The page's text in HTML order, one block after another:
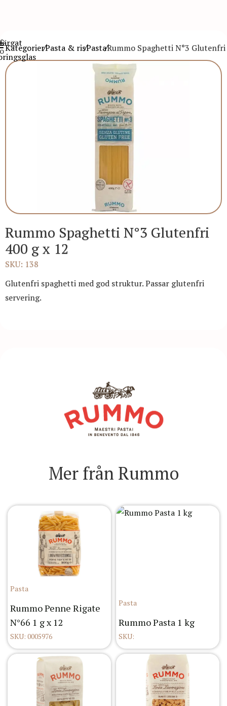
KategorierPasta & risPastaRummo Spaghetti N°3
Rummo Spaghetti N°3 Glutenfri
400 g x 12
SKU: 138
Glutenfri spaghetti med god struktur. Passar glutenfri
servering.
Mer från Rummo
Pasta
Rummo Penne Rigate
N°66 1 g x 12
SKU: 0005976
Pasta
Rummo Pasta 1 kg
SKU: